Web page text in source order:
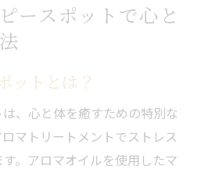
マッサージでストレス軽減
ロママッサージの特徴
効果的なアロマオイル
果を最大化する方法
のマッサージ体験
ナルによる施術の魅力
ースポットで心と
ットとは？
、心と体を癒すための特別な
マトリートメントでストレス
。アロマオイルを使用したマ